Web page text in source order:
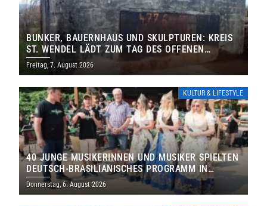
BUNKER, BAUERNHAUS UND SKULPTUREN: KREIS
ST. WENDEL LÄDT ZUM TAG DES OFFENEN
DENKMALS EIN
Freitag, 7. August 2026
KULTUR & LIFESTYLE
40 JUNGE MUSIKERINNEN UND MUSIKER SPIELTEN
DEUTSCH-BRASILIANISCHES PROGRAMM IN
THOLEY
Donnerstag, 6. August 2026